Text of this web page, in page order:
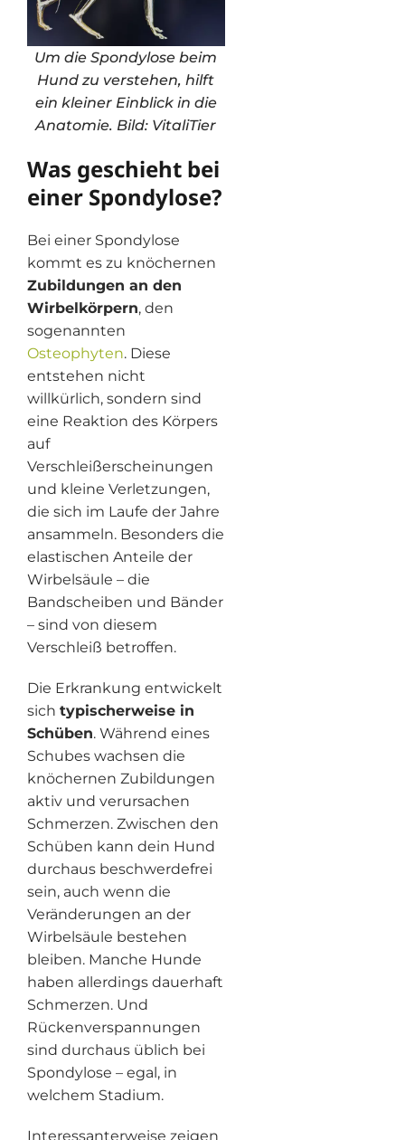
Um die Spondylose beim
Hund zu verstehen, hilft
ein kleiner Einblick in die
Anatomie. Bild: VitaliTier
Was geschieht bei
einer Spondylose?
Bei einer Spondylose
kommt es zu knöchernen
Zubildungen an den
Wirbelkörpern, den
sogenannten
Osteophyten. Diese
entstehen nicht
willkürlich, sondern sind
eine Reaktion des Körpers
auf
Verschleißerscheinungen
und kleine Verletzungen,
die sich im Laufe der Jahre
ansammeln. Besonders die
elastischen Anteile der
Wirbelsäule – die
Bandscheiben und Bänder
– sind von diesem
Verschleiß betroffen.
Die Erkrankung entwickelt
sich typischerweise in
Schüben. Während eines
Schubes wachsen die
knöchernen Zubildungen
aktiv und verursachen
Schmerzen. Zwischen den
Schüben kann dein Hund
durchaus beschwerdefrei
sein, auch wenn die
Veränderungen an der
Wirbelsäule bestehen
bleiben. Manche Hunde
haben allerdings dauerhaft
Schmerzen. Und
Rückenverspannungen
sind durchaus üblich bei
Spondylose – egal, in
welchem Stadium.
Interessanterweise zeigen